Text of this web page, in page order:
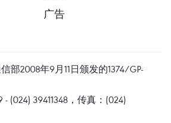
广告
部2008年9月11日颁发的1374/GP-
- (024) 39411348，传真：(024)